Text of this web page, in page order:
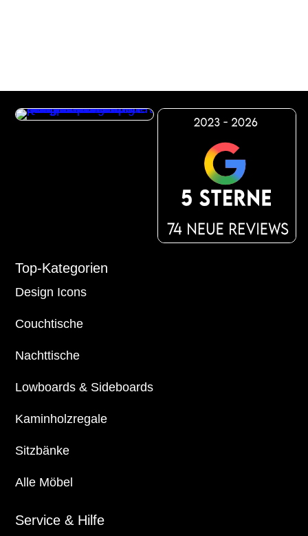
Top-Kategorien
Design Icons
Couchtische
Nachttische
Lowboards & Sideboards
Kaminholzregale
Sitzbänke
Alle Möbel
Service & Hilfe